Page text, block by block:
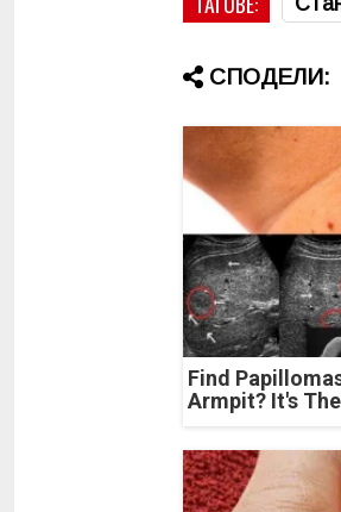
СПОДЕЛИ:
Find
Armpit? It's